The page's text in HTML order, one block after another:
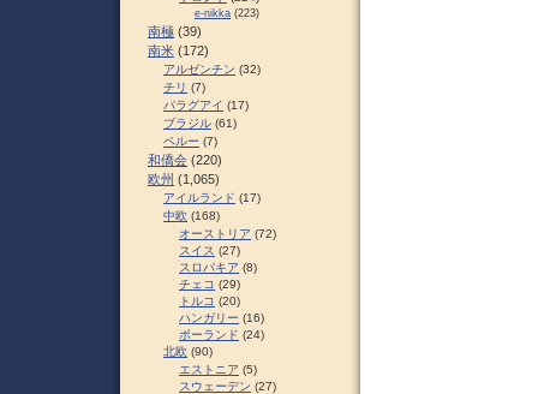
e-nikka (223)
南極 (39)
南米 (172)
アルゼンチン (32)
チリ (7)
パラグアイ (17)
ブラジル (61)
ペルー (7)
和僑会 (220)
欧州 (1,065)
アイルランド (17)
中欧 (168)
オーストリア (72)
スイス (27)
スロパキア (8)
チェコ (29)
トルコ (20)
ハンガリー (16)
ポーランド (24)
北欧 (90)
エストニア (5)
スウェーデン (27)